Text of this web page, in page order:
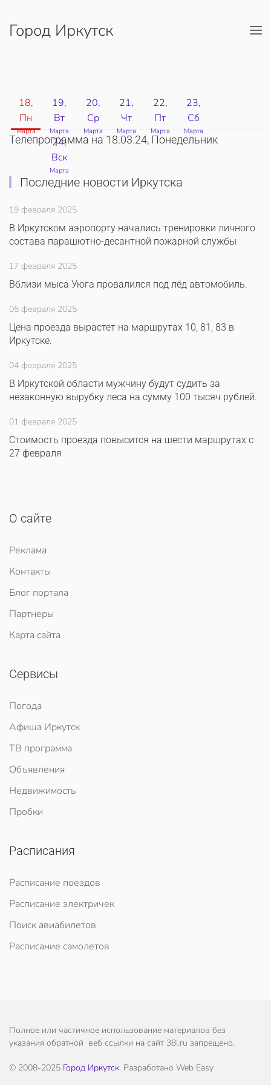
Перейти к содержимому
Город Иркутск
18,
Пн
Марта
19,
Вт
Марта
20,
Ср
Марта
21,
Чт
Марта
22,
Пт
Марта
23,
Сб
Марта
24,
Вск
Марта
Телепрограмма на 18.03.24, Понедельник
Последние новости Иркутска
19 февраля 2025
В Иркутском аэропорту начались тренировки личного
состава парашютно-десантной пожарной службы
17 февраля 2025
Вблизи мыса Уюга провалился под лёд автомобиль.
05 февраля 2025
Цена проезда вырастет на маршрутах 10, 81, 83 в
Иркутске.
04 февраля 2025
В Иркутской области мужчину будут судить за
незаконную вырубку леса на сумму 100 тысяч рублей.
01 февраля 2025
Стоимость проезда повысится на шести маршрутах с
27 февраля
О сайте
Реклама
Контакты
Блог портала
Партнеры
Карта сайта
Сервисы
Погода
Афиша Иркутск
ТВ программа
Объявления
Недвижимость
Пробки
Расписания
Расписание поездов
Расписание электричек
Поиск авиабилетов
Расписание самолетов
Полное или частичное использование материалов без
указания обратной веб ссылки на сайт 38i.ru запрещено.
© 2008-2025 Город Иркутск. Разработано Web Easy